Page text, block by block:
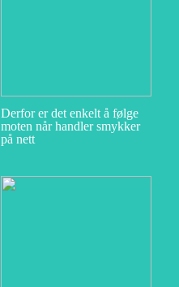
Derfor er det enkelt å følge
moten når handler smykker
på nett